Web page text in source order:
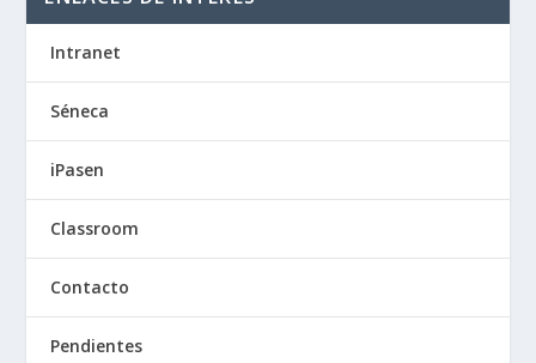
Intranet
Séneca
iPasen
Classroom
Contacto
Pendientes